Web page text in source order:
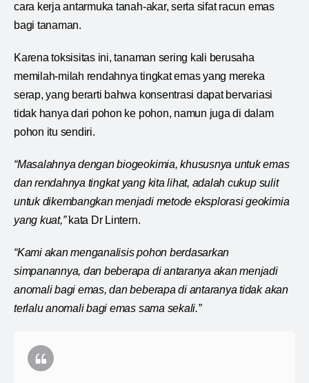
cara kerja antarmuka tanah-akar, serta sifat racun emas
bagi tanaman.
Karena toksisitas ini, tanaman sering kali berusaha
memilah-milah rendahnya tingkat emas yang mereka
serap, yang berarti bahwa konsentrasi dapat bervariasi
tidak hanya dari pohon ke pohon, namun juga di dalam
pohon itu sendiri.
“Masalahnya dengan biogeokimia, khususnya untuk emas
dan rendahnya tingkat yang kita lihat, adalah cukup sulit
untuk dikembangkan menjadi metode eksplorasi geokimia
yang kuat,”kata Dr Lintern.
“Kami akan menganalisis pohon berdasarkan
simpanannya, dan beberapa di antaranya akan menjadi
anomali bagi emas, dan beberapa di antaranya tidak akan
terlalu anomali bagi emas sama sekali.”